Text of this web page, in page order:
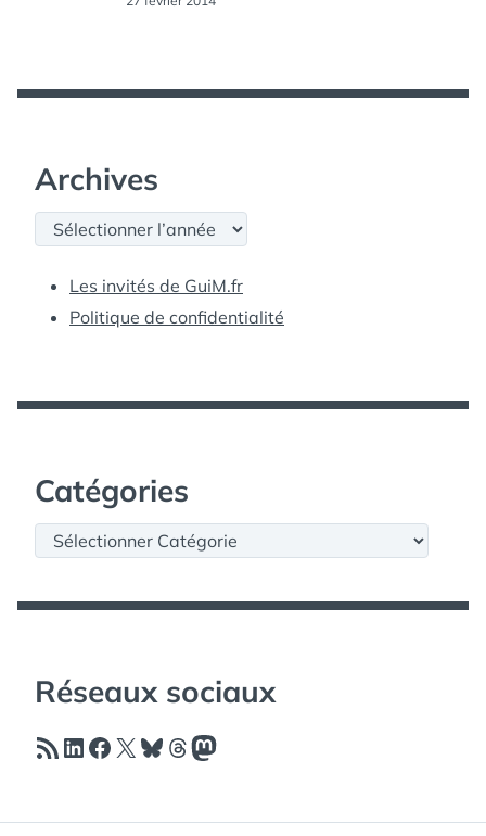
Archives
Archives
Les invités de GuiM.fr
Politique de confidentialité
Catégories
Catégories
Réseaux sociaux
Flux RSSLinkedIn
Facebook
X Bluesky
Threads
Mastodon